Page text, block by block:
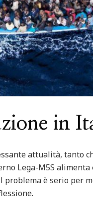
in
attualità, tanto
Lega-M5S alimenta
è serio per